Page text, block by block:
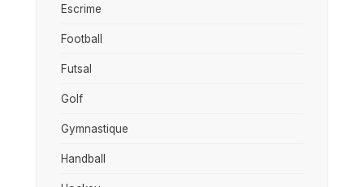
Escrime
Football
Futsal
Golf
Gymnastique
Handball